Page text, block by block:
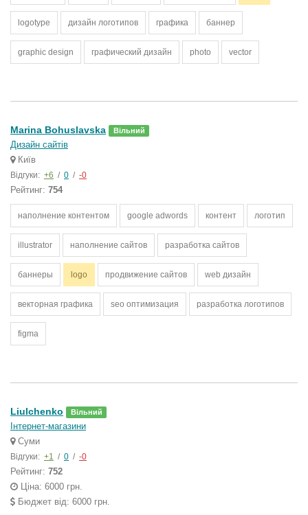
logotype дизайн логотипов графика баннер
graphic design графический дизайн photo vector
Marina Bohuslavska Вільний
Дизайн сайтів
Київ
Відгуки: +6 / 0 / -0
Рейтинг: 754
наполнение контентом google adwords контент логотип
illustrator наполнение сайтов разработка сайтов
баннеры logo продвижение сайтов web дизайн
векторная графика seo оптимизация разработка логотипов
figma
Liulchenko Вільний
Інтернет-магазини
Суми
Відгуки: +1 / 0 / -0
Рейтинг: 752
Ціна: 6000 грн.
Бюджет від: 6000 грн.